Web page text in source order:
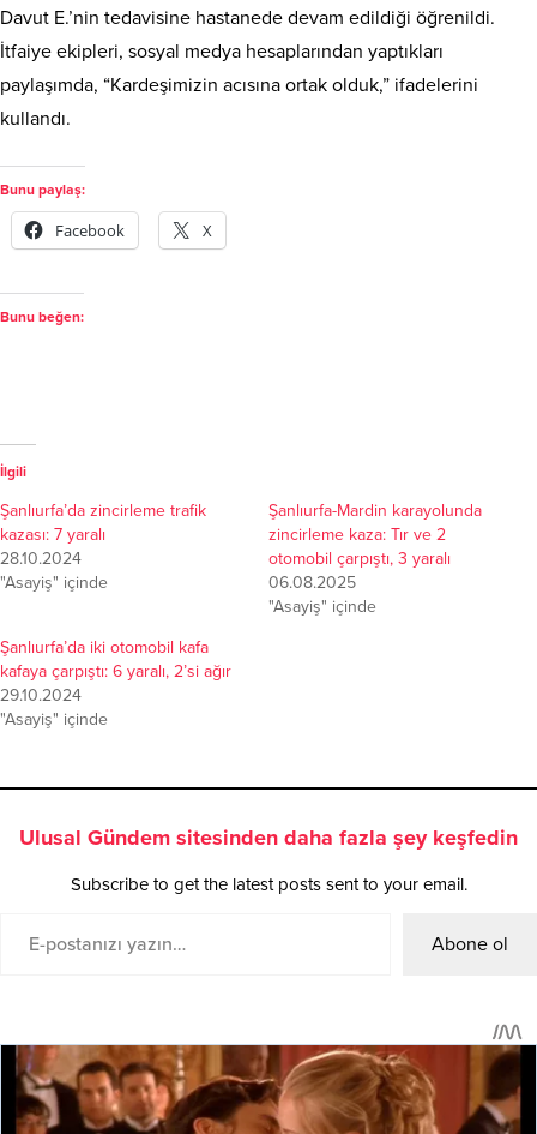
Davut E.’nin tedavisine hastanede devam edildiği öğrenildi.
İtfaiye ekipleri, sosyal medya hesaplarından yaptıkları
paylaşımda, “Kardeşimizin acısına ortak olduk,” ifadelerini
kullandı.
Bunu paylaş:
Facebook X
Bunu beğen:
İlgili
Şanlıurfa’da zincirleme trafik
kazası: 7 yaralı
28.10.2024
"Asayiş" içinde
Şanlıurfa-Mardin karayolunda
zincirleme kaza: Tır ve 2
otomobil çarpıştı, 3 yaralı
06.08.2025
"Asayiş" içinde
Şanlıurfa’da iki otomobil kafa
kafaya çarpıştı: 6 yaralı, 2’si ağır
29.10.2024
"Asayiş" içinde
Ulusal Gündem sitesinden daha fazla şey keşfedin
Subscribe to get the latest posts sent to your email.
Abone ol